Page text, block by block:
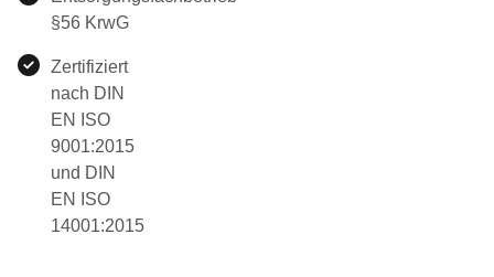
§56 KrwG
Zertifiziert
nach DIN
EN ISO
9001:2015
und DIN
EN ISO
14001:2015